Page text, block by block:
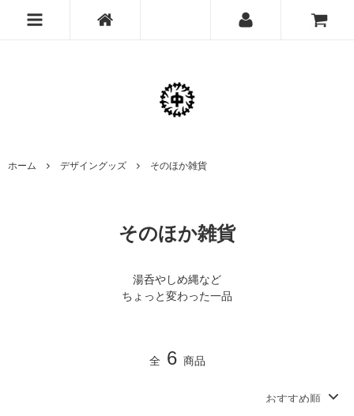
ホーム デザイングッズ そのほか雑貨
そのほか雑貨
湯呑やしめ縄など
ちょっと変わった一品
全 6 商品